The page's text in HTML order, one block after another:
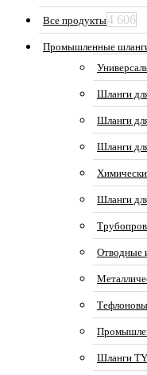
Все продукты4 606
Промышленные
Шланги
Шланги
Шланги
Шланги
Отводные
Шланги